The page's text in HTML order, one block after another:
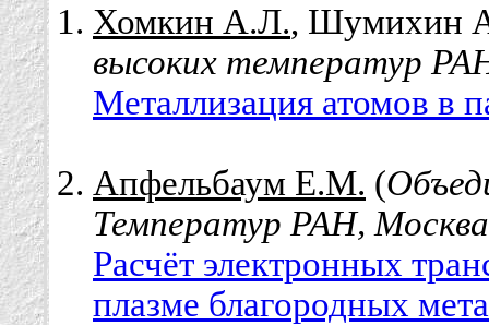
Хомкин А.Л., Шумихин
высоких температур
Металлизация атомов в
Апфельбаум Е.М. (
Температур РАН,
Расчёт электронных
плазме благородных